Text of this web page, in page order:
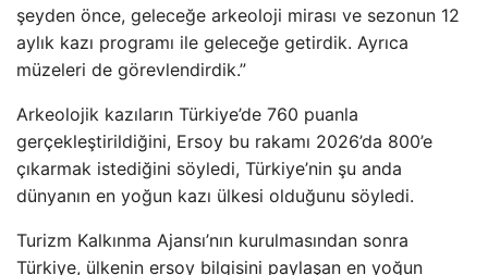
şeyden önce, geleceğe arkeoloji mirası ve sezonun 12
aylık kazı programı ile geleceğe getirdik. Ayrıca
müzeleri de görevlendirdik.”
Arkeolojik kazıların Türkiye’de 760 puanla
gerçekleştirildiğini, Ersoy bu rakamı 2026’da 800’e
çıkarmak istediğini söyledi, Türkiye’nin şu anda
dünyanın en yoğun kazı ülkesi olduğunu söyledi.
Turizm Kalkınma Ajansı’nın kurulmasından sonra
Türkiye, ülkenin ersoy bilgisini paylaşan en yoğun